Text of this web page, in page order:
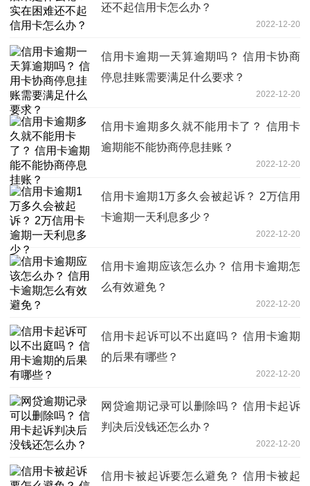
还不起信用卡怎么办？
2022-12-20
信用卡逾期一天算逾期吗？ 信用卡协商
停息挂账需要满足什么要求？
2022-12-20
信用卡逾期多久就不能用卡了？ 信用卡
逾期能不能协商停息挂账？
2022-12-20
信用卡逾期1万多久会被起诉？ 2万信用
卡逾期一天利息多少？
2022-12-20
信用卡逾期应该怎么办？ 信用卡逾期怎
么有效避免？
2022-12-20
信用卡起诉可以不出庭吗？ 信用卡逾期
的后果有哪些？
2022-12-20
网贷逾期记录可以删除吗？ 信用卡起诉
判决后没钱还怎么办？
2022-12-20
信用卡被起诉要怎么避免？ 信用卡被起